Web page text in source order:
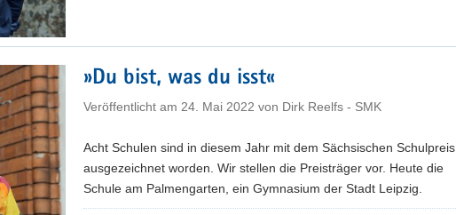
»Du bist, was du isst«
Veröffentlicht am 24. Mai 2022 von Dirk Reelfs - SMK
Acht Schulen sind in diesem Jahr mit dem Sächsischen Schulpreis
ausgezeichnet worden. Wir stellen die Preisträger vor. Heute die
Schule am Palmengarten, ein Gymnasium der Stadt Leipzig.